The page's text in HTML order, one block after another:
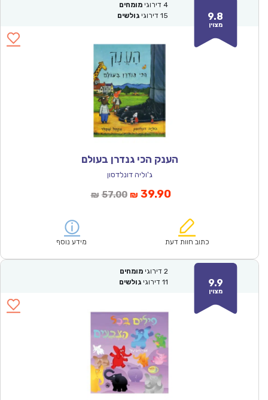
9.8
מצוין
4 דירוגי מומחים
15 דירוגי גולשים
הענק הכי גנדרן בעולם
ג'וליה דונלדסון
₪ 57.00המחיר
₪57.00.
₪ 39.90המחיר
הוא:
כתוב חוות דעת מידע נוסף
9.9
מצוין
2 דירוגי מומחים
11 דירוגי גולשים